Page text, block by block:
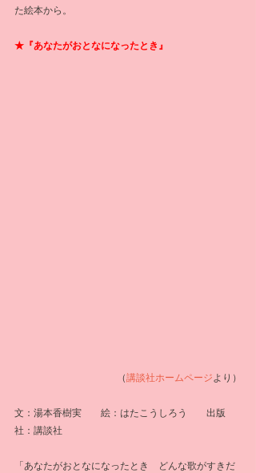
た絵本から。
★『あなたがおとなになったとき』
（講談社ホームページより）
文：湯本香樹実　　絵：はたこうしろう　　出版
社：講談社
「あなたがおとなになったとき　どんな歌がすきだ